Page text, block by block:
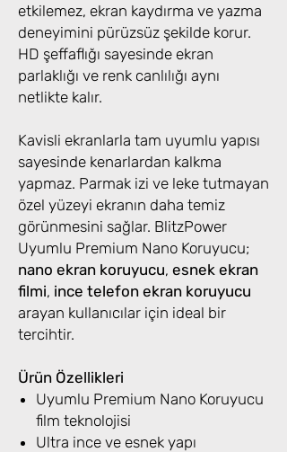
etkilemez, ekran kaydırma ve yazma
deneyimini pürüzsüz şekilde korur.
HD şeffaflığı sayesinde ekran
parlaklığı ve renk canlılığı aynı
netlikte kalır.
Kavisli ekranlarla tam uyumlu yapısı
sayesinde kenarlardan kalkma
yapmaz. Parmak izi ve leke tutmayan
özel yüzeyi ekranın daha temiz
görünmesini sağlar. BlitzPower
Uyumlu Premium Nano Koruyucu;
nano ekran koruyucu, esnek ekran
filmi, ince telefon ekran koruyucu
arayan kullanıcılar için ideal bir
tercihtir.
Ürün Özellikleri
Uyumlu Premium Nano Koruyucu
film teknolojisi
Ultra ince ve esnek yapı